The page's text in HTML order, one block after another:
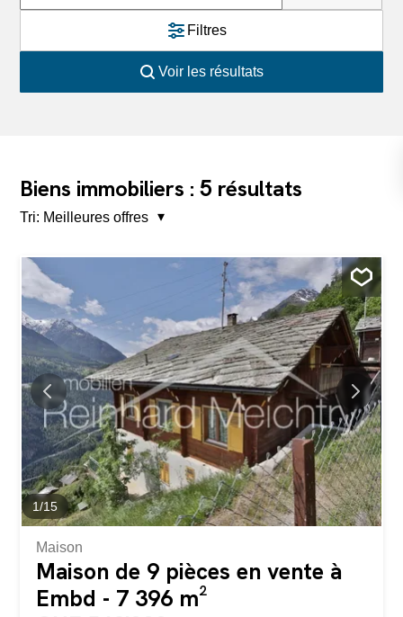
Filtres
Voir les résultats
Biens immobiliers :5 résultats
Tri: Meilleures offres
1/15
Maison
Maison de 9 pièces en vente à
Embd - 7 396 m²